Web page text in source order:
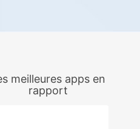
meilleures apps en
rapport